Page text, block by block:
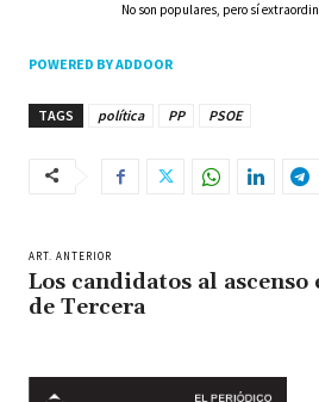
No son populares, pero sí
POWERED BY ADDOOR
TAGS política PP PSOE
ART. ANTERIOR
Los candidatos al
de Tercera